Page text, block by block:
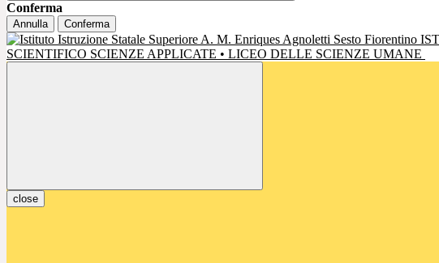
Conferma
Annulla Conferma
SCIENTIFICO SCIENZE APPLICATE • LICEO DELLE SCIENZE UMANE
close